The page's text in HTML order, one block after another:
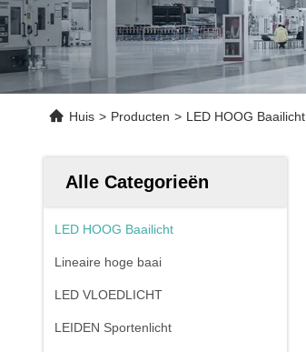
Huis > Producten > LED HOOG Baailicht
Alle Categorieën
LED HOOG Baailicht
Lineaire hoge baai
LED VLOEDLICHT
LEIDEN Sportenlicht